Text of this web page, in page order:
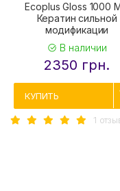
Ecoplus Gloss 1000
Кератин сильной
модификации
В наличии
2350 грн.
КУПИТЬ
1